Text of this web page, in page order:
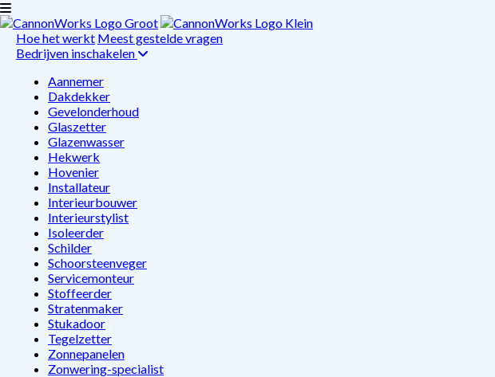
Hoe het werkt Meest gestelde vragen
Bedrijven inschakelen
Aannemer
Dakdekker
Gevelonderhoud
Glaszetter
Glazenwasser
Hekwerk
Hovenier
Installateur
Interieurbouwer
Interieurstylist
Isoleerder
Schilder
Schoorsteenveger
Servicemonteur
Stoffeerder
Stratenmaker
Stukadoor
Tegelzetter
Zonnepanelen
Zonwering-specialist